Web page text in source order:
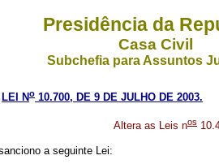
Presidência da
Casa Civil
Subchefia para Assuntos
LEI No 10.700, DE 9 DE JULHO DE 2003.
Altera as Leis nos
a seguinte Lei: